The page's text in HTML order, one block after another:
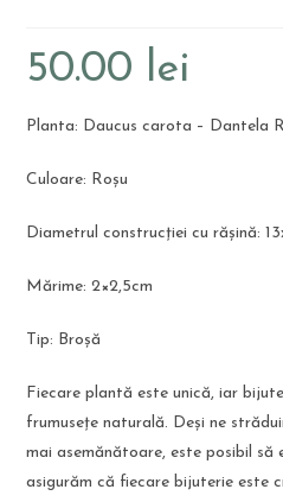
50.00 lei
Planta: Daucus carota – Dantela
Culoare: Roșu
Diametrul construcției cu rășină:
Mărime: 2×2,5cm
Tip: Broșă
Fiecare plantă este unică, iar
frumusețe naturală. Deși ne
mai asemănătoare, este posibil să
asigurăm că fiecare bijuterie este